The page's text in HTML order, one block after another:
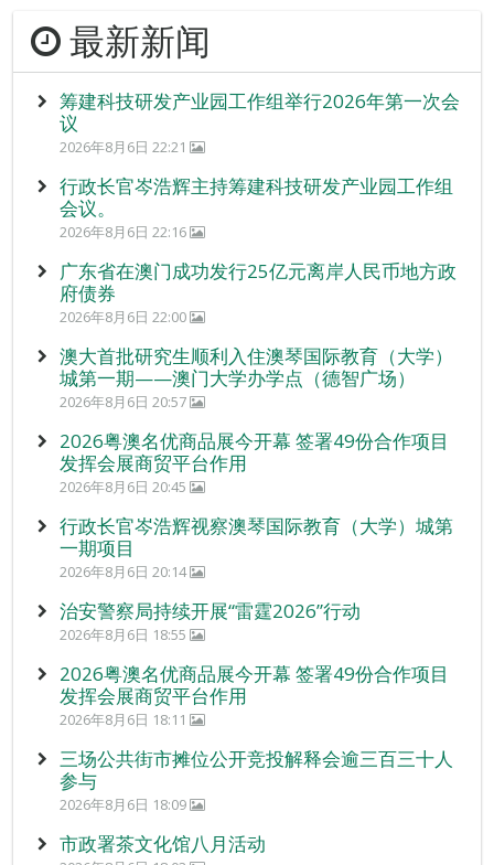
最新新闻
筹建科技研发产业园工作组举行2026年第一次会
议
2026年8月6日 22:21
行政长官岑浩辉主持筹建科技研发产业园工作组
会议。
2026年8月6日 22:16
广东省在澳门成功发行25亿元离岸人民币地方政
府债券
2026年8月6日 22:00
澳大首批研究生顺利入住澳琴国际教育（大学）
城第一期——澳门大学办学点（德智广场）
2026年8月6日 20:57
2026粤澳名优商品展今开幕 签署49份合作项目
发挥会展商贸平台作用
2026年8月6日 20:45
行政长官岑浩辉视察澳琴国际教育（大学）城第
一期项目
2026年8月6日 20:14
治安警察局持续开展“雷霆2026”行动
2026年8月6日 18:55
2026粤澳名优商品展今开幕 签署49份合作项目
发挥会展商贸平台作用
2026年8月6日 18:11
三场公共街市摊位公开竞投解释会逾三百三十人
参与
2026年8月6日 18:09
市政署茶文化馆八月活动